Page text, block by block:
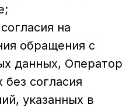
на
обращения с
данных, Оператор
согласия
указанных в